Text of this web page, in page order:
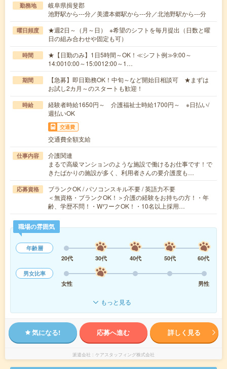
勤務地
岐阜県揖斐郡
池野駅から---分／美濃本郷駅から---分／北池野駅から---分
曜日頻度
★週2日～（月～日） ※希望のシフトを毎月提出（日数と曜
日の組み合わせや固定も可）
時間
★【日勤のみ】1日5時間～OK！≪シフト例≫9:00～
14:0010:00～15:0012:00～1…
期間
【急募】即日勤務OK！中旬～など開始日相談可 ★まずは
お試し2カ月～のスタートも歓迎！
時給
経験者時給1650円～ 介護福祉士時給1700円～ ※日払い/
週払いOK
交通費
交通費全額支給
仕事内容
介護関連
まるで高級マンションのような施設で働けるお仕事です！で
きたばかりの施設が多く、利用者さんの要介護度も…
応募資格
ブランクOK / パソコンスキル不要 / 英語力不要
＜無資格・ブランクOK！＞介護の経験をお持ちの方！・年
齢、学歴不問！・WワークOK！・10名以上採用…
職場の雰囲気
年齢層
20代
30代 40代 50代
60代
男女比率
女性
男性
もっと見る
気になる! 応募へ進む 詳しく見る
派遣会社 ケアスタッフィング株式会社